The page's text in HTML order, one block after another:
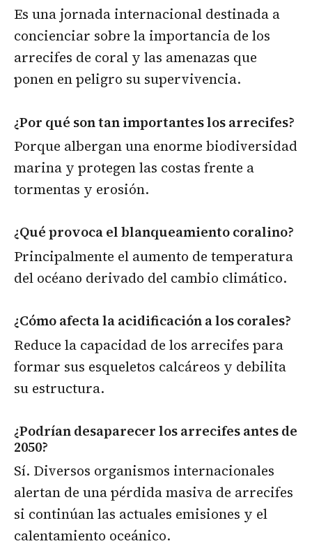
Es una jornada internacional destinada a
concienciar sobre la importancia de los
arrecifes de coral y las amenazas que
ponen en peligro su supervivencia.
¿Por qué son tan importantes los arrecifes?
Porque albergan una enorme biodiversidad
marina y protegen las costas frente a
tormentas y erosión.
¿Qué provoca el blanqueamiento coralino?
Principalmente el aumento de temperatura
del océano derivado del cambio climático.
¿Cómo afecta la acidificación a los corales?
Reduce la capacidad de los arrecifes para
formar sus esqueletos calcáreos y debilita
su estructura.
¿Podrían desaparecer los arrecifes antes de
2050?
Sí. Diversos organismos internacionales
alertan de una pérdida masiva de arrecifes
si continúan las actuales emisiones y el
calentamiento oceánico.